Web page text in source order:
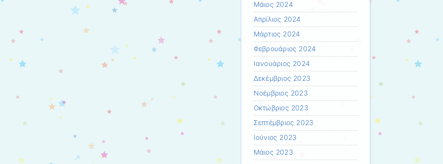
Μάιος 2024
Απρίλιος 2024
Μάρτιος 2024
Φεβρουάριος 2024
Ιανουάριος 2024
Δεκέμβριος 2023
Νοέμβριος 2023
Οκτώβριος 2023
Σεπτέμβριος 2023
Ιούνιος 2023
Μάιος 2023